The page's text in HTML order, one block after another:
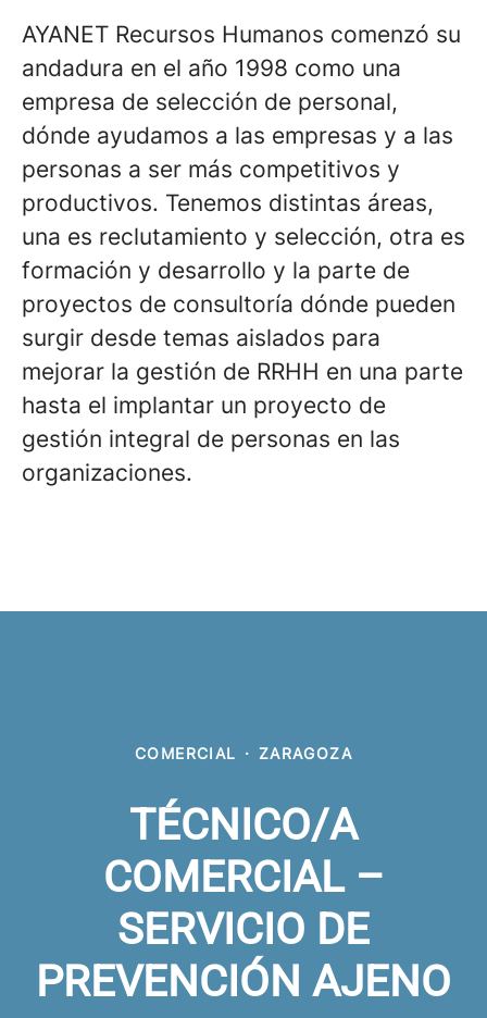
AYANET Recursos Humanos comenzó su
andadura en el año 1998 como una
empresa de selección de personal,
dónde ayudamos a las empresas y a las
personas a ser más competitivos y
productivos. Tenemos distintas áreas,
una es reclutamiento y selección, otra es
formación y desarrollo y la parte de
proyectos de consultoría dónde pueden
surgir desde temas aislados para
mejorar la gestión de RRHH en una parte
hasta el implantar un proyecto de
gestión integral de personas en las
organizaciones.
COMERCIAL · ZARAGOZA
TÉCNICO/A
COMERCIAL –
SERVICIO DE
PREVENCIÓN AJENO